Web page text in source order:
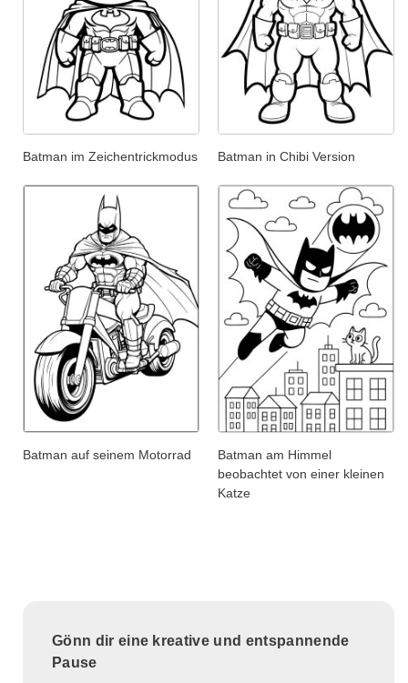
Batman im Zeichentrickmodus Batman in Chibi Version
Batman auf seinem Motorrad
Batman am Himmel
beobachtet von einer kleinen
Katze
Gönn dir eine kreative und entspannende
Pause